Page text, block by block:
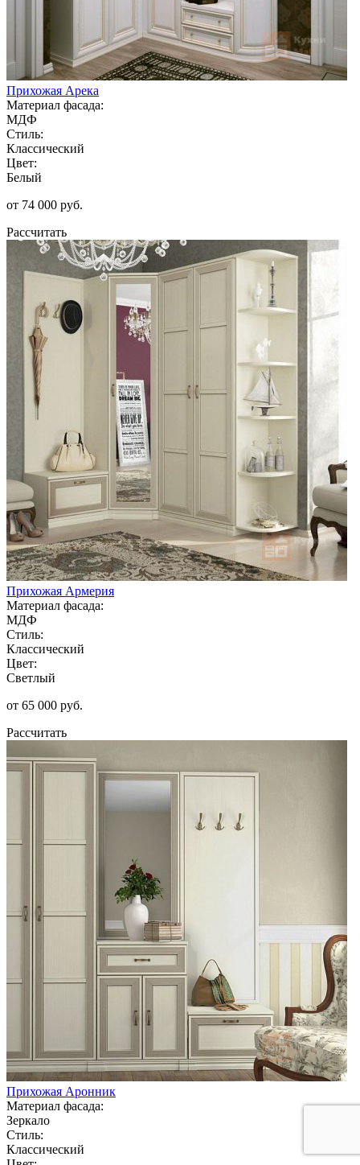
Прихожая Арека
Материал фасада:
МДФ
Стиль:
Классический
Цвет:
Белый
от 74 000 руб.
Рассчитать
Прихожая Армерия
Материал фасада:
МДФ
Стиль:
Классический
Цвет:
Светлый
от 65 000 руб.
Рассчитать
Прихожая Аронник
Материал фасада:
Зеркало
Стиль:
Классический